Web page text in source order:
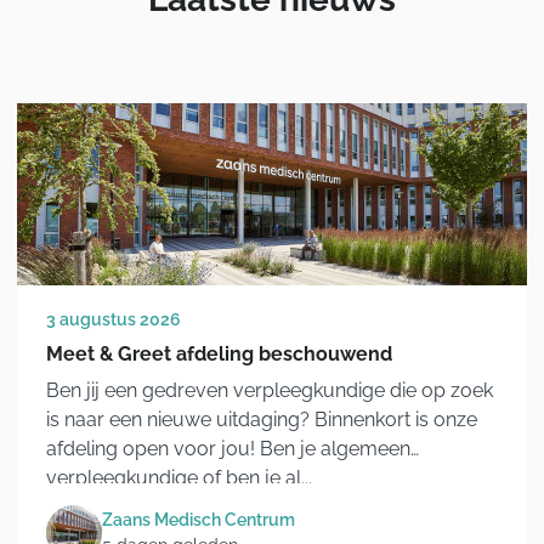
3 augustus 2026
Meet & Greet afdeling beschouwend
Ben jij een gedreven verpleegkundige die op zoek
is naar een nieuwe uitdaging? Binnenkort is onze
afdeling open voor jou! Ben je algemeen
verpleegkundige of ben je al...
Zaans Medisch Centrum